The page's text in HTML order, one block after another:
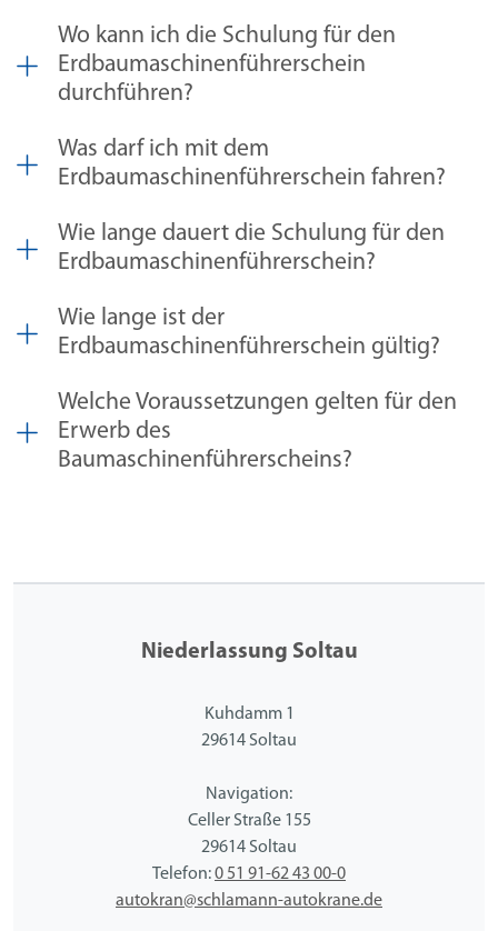
Wo kann ich die Schulung für den
Erdbaumaschinenführerschein
durchführen?
Was darf ich mit dem
Erdbaumaschinenführerschein fahren?
Wie lange dauert die Schulung für den
Erdbaumaschinenführerschein?
Wie lange ist der
Erdbaumaschinenführerschein gültig?
Welche Voraussetzungen gelten für den
Erwerb des
Baumaschinenführerscheins?
Niederlassung Soltau
Kuhdamm 1
29614 Soltau
Navigation:
Celler Straße 155
29614 Soltau
Telefon:0 51 91-62 43 00-0
autokran@schlamann-autokrane.de